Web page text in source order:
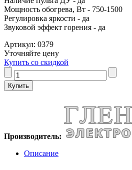
Мощность обогрева, Вт - 750-1500
Регулировка яркости - да
Звуковой эффект горения - да
Артикул: 0379
Уточняйте цену
Купить со скидкой
Производитель:
Описание